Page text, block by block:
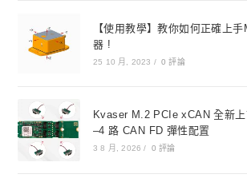
【使用教學】教你如何正確上
器 !
25 10 月, 2023 / 0 評論
Kvaser M.2 PCIe xCAN 全新上
–4 路 CAN FD 彈性配置
3 8 月, 2026 / 0 評論